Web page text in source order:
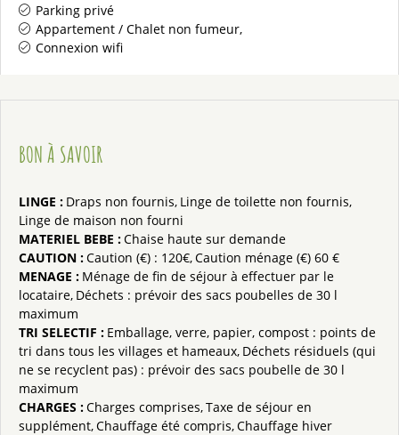
Parking privé
Appartement / Chalet non fumeur
Connexion wifi
BON À SAVOIR
LINGE : Draps non fournis Linge de toilette non fournis
Linge de maison non fourni
MATERIEL BEBE :Chaise haute sur demande
CAUTION :Caution (€) : 120€ Caution ménage (€) 60 €
MENAGE : Ménage de fin de séjour à effectuer par le
locataire Déchets : prévoir des sacs poubelles de 30 l
maximum
TRI SELECTIF : Emballage, verre, papier, compost : points de
tri dans tous les villages et hameaux Déchets résiduels (qui
ne se recyclent pas) : prévoir des sacs poubelle de 30 l
maximum
CHARGES :Charges comprises Taxe de séjour en
supplément Chauffage été compris Chauffage hiver